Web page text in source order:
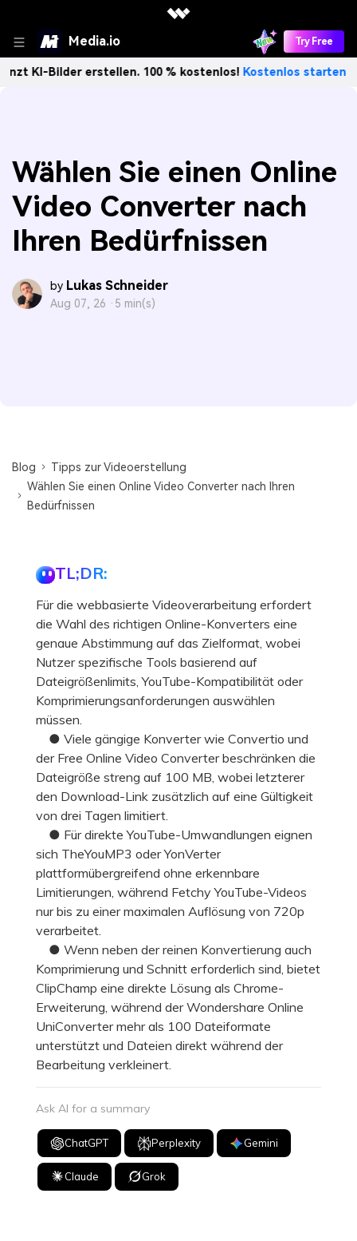
Media.io Try Free
erstellen. 100 % kostenlos!Kostenlos starten→
Wählen Sie einen Online
Video Converter nach
Ihren Bedürfnissen
by Lukas Schneider
Aug 07, 26 · 5 min(s)
Blog
Tipps zur Videoerstellung
Wählen Sie einen Online Video Converter nach Ihren
Bedürfnissen
TL;DR:
Für die webbasierte Videoverarbeitung erfordert
die Wahl des richtigen Online-Konverters eine
genaue Abstimmung auf das Zielformat, wobei
Nutzer spezifische Tools basierend auf
Dateigrößenlimits, YouTube-Kompatibilität oder
Komprimierungsanforderungen auswählen
müssen.
● Viele gängige Konverter wie Convertio und
der Free Online Video Converter beschränken die
Dateigröße streng auf 100 MB, wobei letzterer
den Download-Link zusätzlich auf eine Gültigkeit
von drei Tagen limitiert.
● Für direkte YouTube-Umwandlungen eignen
sich TheYouMP3 oder YonVerter
plattformübergreifend ohne erkennbare
Limitierungen, während Fetchy YouTube-Videos
nur bis zu einer maximalen Auflösung von 720p
verarbeitet.
● Wenn neben der reinen Konvertierung auch
Komprimierung und Schnitt erforderlich sind, bietet
ClipChamp eine direkte Lösung als Chrome-
Erweiterung, während der Wondershare Online
UniConverter mehr als 100 Dateiformate
unterstützt und Dateien direkt während der
Bearbeitung verkleinert.
Ask AI for a summary
ChatGPT Perplexity Gemini
Claude Grok